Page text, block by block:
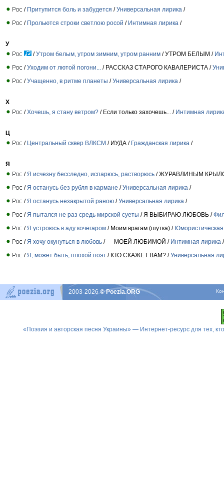
/ Притупится боль и забудется /Универсальная лирика /
/ Прольются строки светлою росой / Интимная лирика /
У
/Утром белым, утром зимним, утром ранним / УТРОМ БЕЛЫМ /
/Уходим от лютой погони... / РАССКАЗ СТАРОГО КАВАЛЕРИСТА /
/Учащенно, в ритме планеты /Универсальная лирика /
Х
/Хочешь, я стану ветром? / Если только захочешь... / Интимная
Ц
/ Центральный сквер ВЛКСМ / ИУДА / Гражданская лирика /
Я
/ Я исчезну бесследно, испарюсь, растворюсь / ЖУРАВЛИНЫМ
/ Я останусь без рубля в кармане /Универсальная лирика /
/ Я останусь незакрытой раною /Универсальная лирика /
/ Я пытался не раз средь мирской суеты / Я ВЫБИРАЮ ЛЮБОВЬ /
/ Я устроюсь в аду кочегаром / Моим врагам (шутка) /
/ Я хочу окунуться в любовь / МОЕЙ ЛЮБИМОЙ / Интимная лирика /
/ Я, может быть, плохой поэт / КТО СКАЖЕТ ВАМ? /Универсальная
2003-2026© Poezia.ORG
«Поэзия и авторская песня Украины» — Интернет-ресурс для тех,